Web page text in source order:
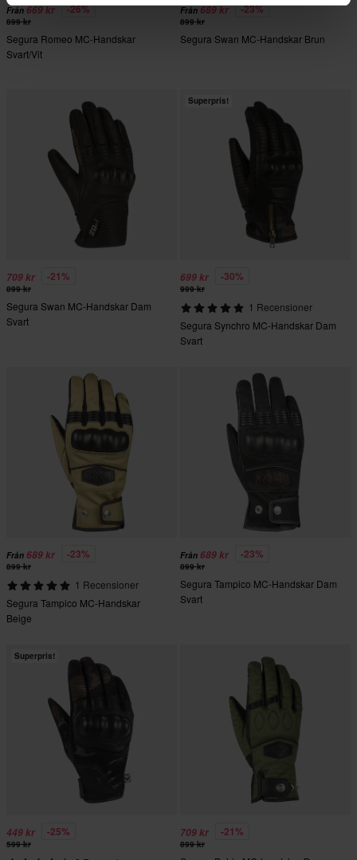
Från 669 kr -26%
899 kr
Segura Romeo MC-Handskar
Svart/Vit
Från 689 kr -23%
899 kr
Segura Swan MC-Handskar Brun
709 kr -21%
899 kr
Segura Swan MC-Handskar Dam
Svart
Superpris!
699 kr -30%
999 kr
1 Recensioner
Segura Synchro MC-Handskar Dam
Svart
Från 689 kr -23%
899 kr
1 Recensioner
Segura Tampico MC-Handskar
Beige
Från 689 kr -23%
899 kr
Segura Tampico MC-Handskar Dam
Svart
Superpris!
449 kr -25%
599 kr
709 kr -21%
899 kr